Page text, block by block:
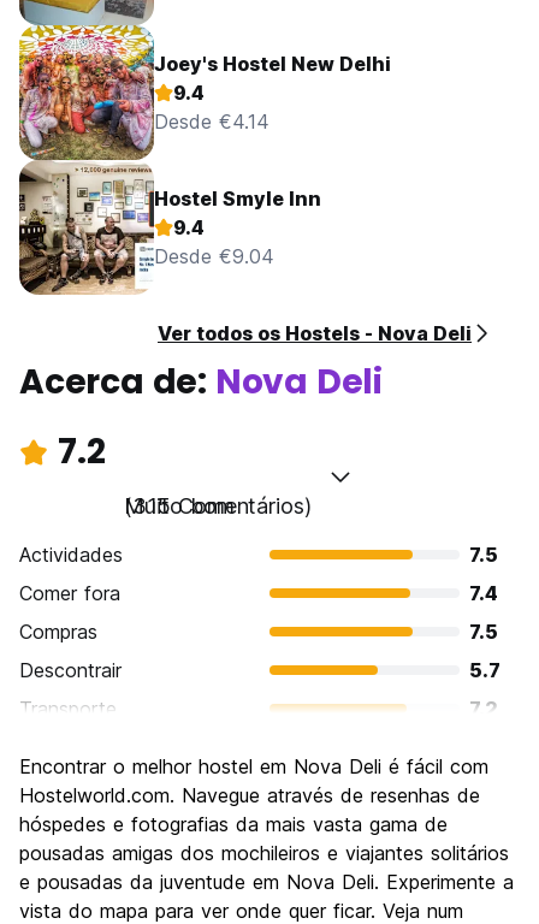
Joey's Hostel New Delhi
9.4
Desde €4.14
Hostel Smyle Inn
9.4
Desde €9.04
Ver todos os Hostels - Nova Deli
Acerca de: Nova Deli
7.2
Muito bom
(315 Comentários)
Actividades
7.5
Comer fora
7.4
Compras
7.5
Descontrair
5.7
Transporte
7.2
Cultura
7.9
Festas / vida noturna
Custo-beneficio
7.4
Encontrar o melhor hostel em Nova Deli é fácil com
Hostelworld.com. Navegue através de resenhas de
hóspedes e fotografias da mais vasta gama de
pousadas amigas dos mochileiros e viajantes solitários
e pousadas da juventude em Nova Deli. Experimente a
vista do mapa para ver onde quer ficar. Veja num